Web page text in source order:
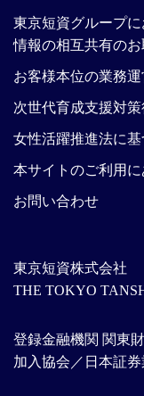
東京短資株式会社
THE TOKYO
登録金融機関 関東
加入協会／日本証
東京短資グループに
情報の相互共有のお
お客様本位の業務運
次世代育成支援対
女性活躍推進法に
本サイトのご利用に
お問い合わせ